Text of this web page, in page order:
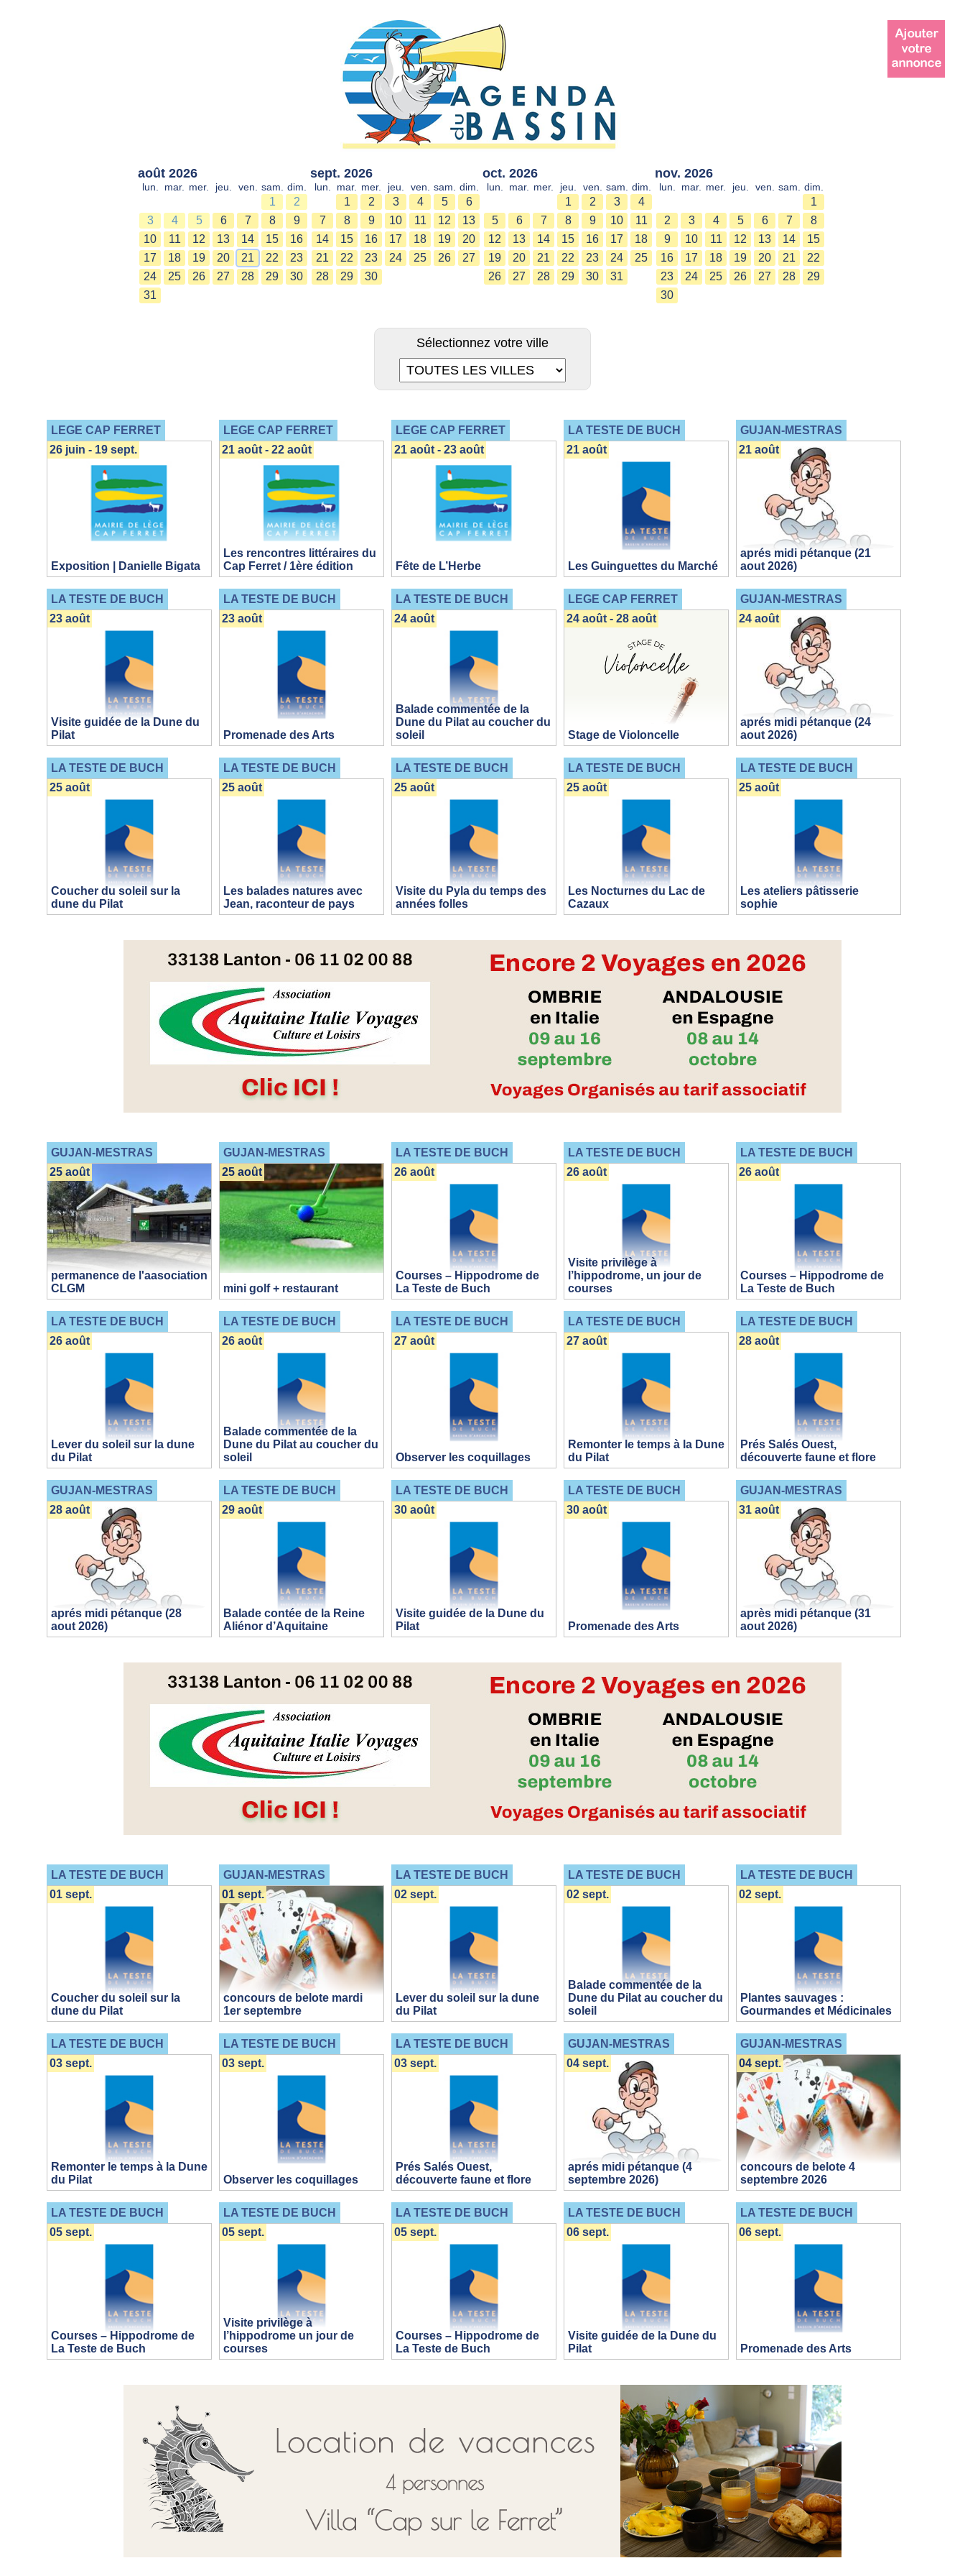
août 2026
lun. mar. mer. jeu. ven. sam. dim.
1
2
3
4 5 6 7 8
9
10
11 12 13 14 15
16
17
18 19 20 21 22
23
24
25 26 27 28 29
30
31
sept. 2026
lun. mar. mer. jeu. ven. sam. dim.
1 2 3 4 5
6
7
8 9 10 11 12
13
14
15 16 17 18 19
20
21
22 23 24 25 26
27
28
29 30
oct. 2026
lun. mar. mer. jeu. ven. sam. dim.
1 2 3
4
5
6 7 8 9 10
11
12
13 14 15 16 17
18
19
20 21 22 23 24
25
26
27 28 29 30 31
nov. 2026
lun. mar. mer. jeu. ven. sam. dim.
1
2
3 4 5 6 7
8
9
10 11 12 13 14
15
16
17 18 19 20 21
22
23
24 25 26 27 28
29
30
Sélectionnez votre ville
LEGE CAP FERRET
Exposition | Danielle Bigata
26 juin - 19 sept.
LEGE CAP FERRET
Les rencontres littéraires du
Cap Ferret / 1ère édition
21 août - 22 août
LEGE CAP FERRET
Fête de L’Herbe
21 août - 23 août
LA TESTE DE BUCH
Les Guinguettes du Marché
21 août
GUJAN-MESTRAS
aprés midi pétanque (21
aout 2026)
21 août
LA TESTE DE BUCH
Visite guidée de la Dune du
Pilat
23 août
LA TESTE DE BUCH
Promenade des Arts
23 août
LA TESTE DE BUCH
Balade commentée de la
Dune du Pilat au coucher du
soleil
24 août
LEGE CAP FERRET
Stage de Violoncelle
24 août - 28 août
GUJAN-MESTRAS
aprés midi pétanque (24
aout 2026)
24 août
LA TESTE DE BUCH
Coucher du soleil sur la
dune du Pilat
25 août
LA TESTE DE BUCH
Les balades natures avec
Jean, raconteur de pays
25 août
LA TESTE DE BUCH
Visite du Pyla du temps des
années folles
25 août
LA TESTE DE BUCH
Les Nocturnes du Lac de
Cazaux
25 août
LA TESTE DE BUCH
Les ateliers pâtisserie
sophie
25 août
GUJAN-MESTRAS
permanence de l'aasociation
CLGM
25 août
GUJAN-MESTRAS
mini golf + restaurant
25 août
LA TESTE DE BUCH
Courses – Hippodrome de
La Teste de Buch
26 août
LA TESTE DE BUCH
Visite privilège à
l’hippodrome, un jour de
courses
26 août
LA TESTE DE BUCH
Courses – Hippodrome de
La Teste de Buch
26 août
LA TESTE DE BUCH
Lever du soleil sur la dune
du Pilat
26 août
LA TESTE DE BUCH
Balade commentée de la
Dune du Pilat au coucher du
soleil
26 août
LA TESTE DE BUCH
Observer les coquillages
27 août
LA TESTE DE BUCH
Remonter le temps à la Dune
du Pilat
27 août
LA TESTE DE BUCH
Prés Salés Ouest,
découverte faune et flore
28 août
GUJAN-MESTRAS
aprés midi pétanque (28
aout 2026)
28 août
LA TESTE DE BUCH
Balade contée de la Reine
Aliénor d’Aquitaine
29 août
LA TESTE DE BUCH
Visite guidée de la Dune du
Pilat
30 août
LA TESTE DE BUCH
Promenade des Arts
30 août
GUJAN-MESTRAS
après midi pétanque (31
aout 2026)
31 août
LA TESTE DE BUCH
Coucher du soleil sur la
dune du Pilat
01 sept.
GUJAN-MESTRAS
concours de belote mardi
1er septembre
01 sept.
LA TESTE DE BUCH
Lever du soleil sur la dune
du Pilat
02 sept.
LA TESTE DE BUCH
Balade commentée de la
Dune du Pilat au coucher du
soleil
02 sept.
LA TESTE DE BUCH
Plantes sauvages :
Gourmandes et Médicinales
02 sept.
LA TESTE DE BUCH
Remonter le temps à la Dune
du Pilat
03 sept.
LA TESTE DE BUCH
Observer les coquillages
03 sept.
LA TESTE DE BUCH
Prés Salés Ouest,
découverte faune et flore
03 sept.
GUJAN-MESTRAS
aprés midi pétanque (4
septembre 2026)
04 sept.
GUJAN-MESTRAS
concours de belote 4
septembre 2026
04 sept.
LA TESTE DE BUCH
Courses – Hippodrome de
La Teste de Buch
05 sept.
LA TESTE DE BUCH
Visite privilège à
l’hippodrome un jour de
courses
05 sept.
LA TESTE DE BUCH
Courses – Hippodrome de
La Teste de Buch
05 sept.
LA TESTE DE BUCH
Visite guidée de la Dune du
Pilat
06 sept.
LA TESTE DE BUCH
Promenade des Arts
06 sept.